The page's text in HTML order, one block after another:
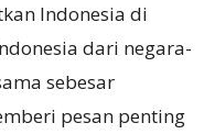
Indonesia di
dari negara-
sebesar
pesan penting